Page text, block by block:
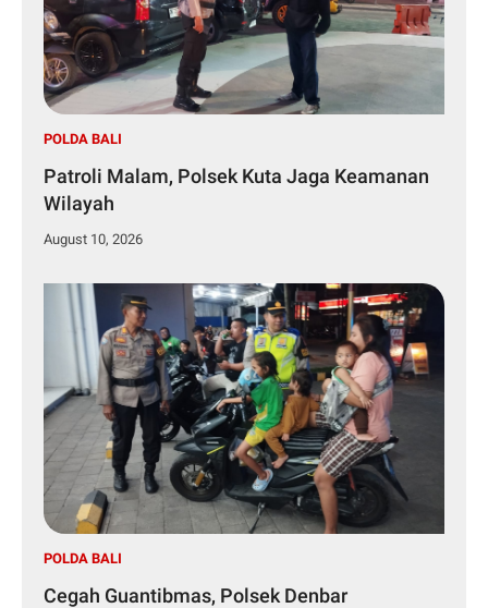
POLDA BALI
Patroli Malam, Polsek Kuta Jaga Keamanan
Wilayah
August 10, 2026
POLDA BALI
Cegah Guantibmas, Polsek Denbar